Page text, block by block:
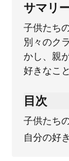
サマリ
子供たち
別々のク
かし、親
好きなこ
目次
子供たち
自分の好